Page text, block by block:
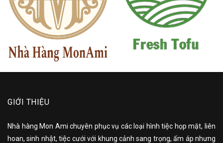
GIỚI THIỆU
Nhà hàng Mon Ami chuyên phục vụ các loại hình tiệc họp mặt, liên
hoan, sinh nhật, tiệc cưới với khung cảnh sang trọng, ấm áp nhưng